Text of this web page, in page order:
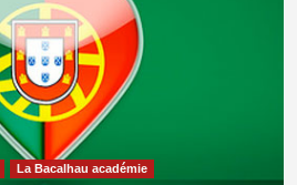
La Bacalhau académie